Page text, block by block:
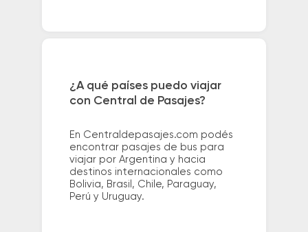
¿A qué países puedo viajar
con Central de Pasajes?
En Centraldepasajes.com podés
encontrar pasajes de bus para
viajar por Argentina y hacia
destinos internacionales como
Bolivia, Brasil, Chile, Paraguay,
Perú y Uruguay.